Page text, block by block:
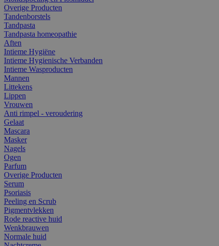
Overige Producten
Tandenborstels
Tandpasta
Tandpasta homeopathie
Aften
Intieme Hygiëne
Intieme Hygienische Verbanden
Intieme Wasproducten
Mannen
Littekens
Lippen
Vrouwen
Anti rimpel - veroudering
Gelaat
Mascara
Masker
Nagels
Ogen
Parfum
Overige Producten
Serum
Psoriasis
Peeling en Scrub
Pigmentvlekken
Rode reactive huid
Wenkbrauwen
Normale huid